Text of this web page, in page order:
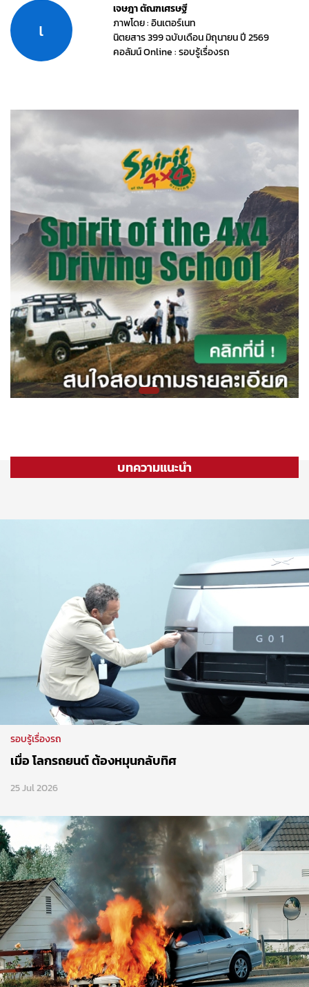
เ
เจษฎา ตัณฑเศรษฐี
ภาพโดย : อินเตอร์เนท
นิตยสาร 399 ฉบับเดือน มิถุนายน ปี 2569
คอลัมน์ Online : รอบรู้เรื่องรถ
บทความแนะนำ
รอบรู้เรื่องรถ
เมื่อ โลกรถยนต์ ต้องหมุนกลับทิศ
25 Jul 2026